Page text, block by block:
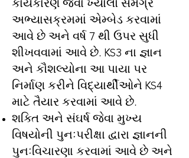
કાર્યકારણ જેવા ખ્યાલો સમગ્ર
અભ્યાસક્રમમાં એમ્બેડ કરવામાં
આવે છે અને વર્ષ 7 થી ઉપર સુધી
શીખવવામાં આવે છે. KS3 ના જ્ઞાન
અને કૌશલ્યોના આ પાયા પર
નિર્માણ કરીને વિદ્યાર્થીઓને KS4
માટે તૈયાર કરવામાં આવે છે.
શક્તિ અને સંઘર્ષ જેવા મુખ્ય
વિષયોની પુનઃપરીક્ષા દ્વારા જ્ઞાનની
પુનઃવિચારણા કરવામાં આવે છે અને